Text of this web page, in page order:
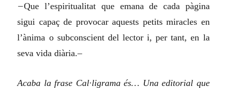
–Que l’espiritualitat que emana de cada pàgina
sigui capaç de provocar aquests petits miracles en
l’ànima o subconscient del lector i, per tant, en la
seva vida diària.–
Acaba la frase Cal·ligrama és… Una editorial que